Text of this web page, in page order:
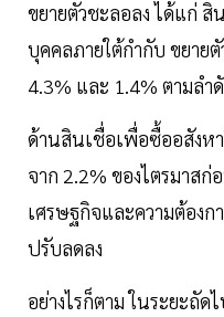
ขยายตัวชะลอลง ได้แก่
บุคคลภายใต้กำกับ ขยาย
4.3% และ 1.4% ตามลำ
ด้านสินเชื่อเพื่อซื้ออสังห
จาก 2.2% ของไตรมาส
เศรษฐกิจและความต้องก
ปรับลดลง
อย่างไรก็ตาม ในระยะถัด